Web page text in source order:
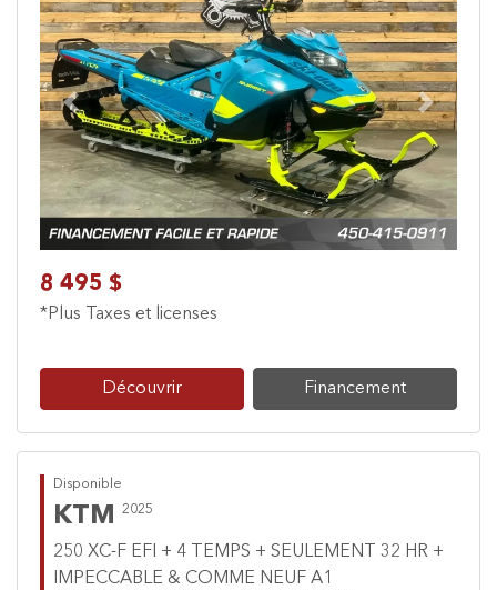
Previous Next
8 495 $
*Plus Taxes et licenses
Découvrir Financement
Disponible
KTM 2025
250 XC-F EFI + 4 TEMPS + SEULEMENT 32 HR +
IMPECCABLE & COMME NEUF A1